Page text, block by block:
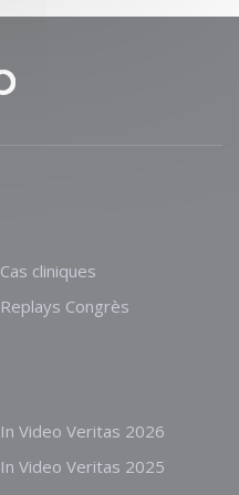
Cas cliniques
Replays Congrès
In Video Veritas 2026
In Video Veritas 2025